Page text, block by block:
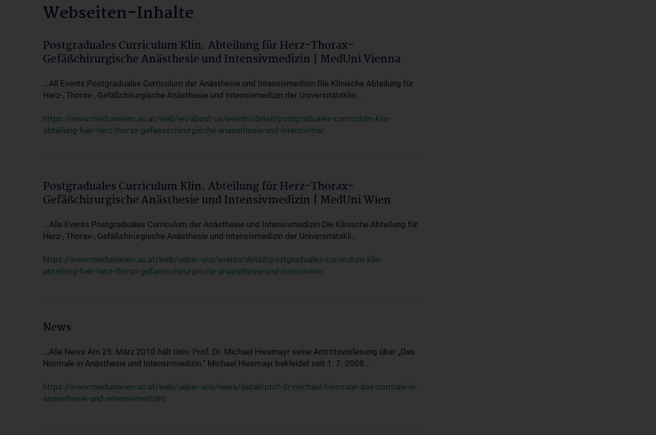
Webseiten-Inhalte
Postgraduales Curriculum Klin. Abteilung für Herz-Thorax-
Gefäßchirurgische Anästhesie und Intensivmedizin | MedUni Vienna
...All Events Postgraduales Curriculum der Anästhesie und Intensivmedizin Die Klinische Abteilung für
Herz-, Thorax-, Gefäßchirurgische Anästhesie und Intensivmedizin der Universitätsklin...
https://www.meduniwien.ac.at/web/en/about-us/events/detail/postgraduales-curriculum-klin-
abteilung-fuer-herz-thorax-gefaesschirurgische-anaesthesie-und-intensivme/
Postgraduales Curriculum Klin. Abteilung für Herz-Thorax-
Gefäßchirurgische Anästhesie und Intensivmedizin | MedUni Wien
...Alle Events Postgraduales Curriculum der Anästhesie und Intensivmedizin Die Klinische Abteilung für
Herz-, Thorax-, Gefäßchirurgische Anästhesie und Intensivmedizin der Universitätskli...
https://www.meduniwien.ac.at/web/ueber-uns/events/detail/postgraduales-curriculum-klin-
abteilung-fuer-herz-thorax-gefaesschirurgische-anaesthesie-und-intensivme/
News
...Alle News Am 25. März 2010 hält Univ. Prof. Dr. Michael Hiesmayr seine Antrittsvorlesung über „Das
Normale in Anästhesie und Intensivmedizin.“ Michael Hiesmayr bekleidet seit 1. 7. 2008...
https://www.meduniwien.ac.at/web/ueber-uns/news/detail/prof-dr-michael-hiesmayr-das-normale-in-
anaesthesie-und-intensivmedizin/